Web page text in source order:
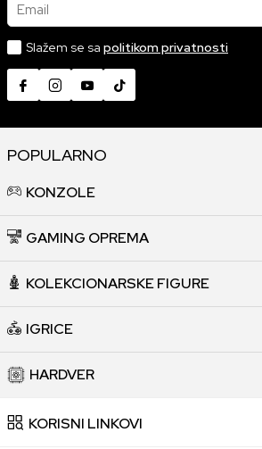
Email
Slažem se sa politikom privatnosti
POPULARNO
KONZOLE
GAMING OPREMA
KOLEKCIONARSKE FIGURE
IGRICE
HARDVER
KORISNI LINKOVI